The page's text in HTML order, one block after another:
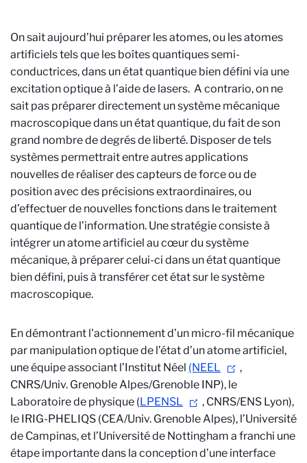
On sait aujourd’hui préparer les atomes, ou les atomes
artificiels tels que les boîtes quantiques semi-
conductrices, dans un état quantique bien défini via une
excitation optique à l’aide de lasers. A contrario, on ne
sait pas préparer directement un système mécanique
macroscopique dans un état quantique, du fait de son
grand nombre de degrés de liberté. Disposer de tels
systèmes permettrait entre autres applications
nouvelles de réaliser des capteurs de force ou de
position avec des précisions extraordinaires, ou
d’effectuer de nouvelles fonctions dans le traitement
quantique de l’information. Une stratégie consiste à
intégrer un atome artificiel au cœur du système
mécanique, à préparer celui-ci dans un état quantique
bien défini, puis à transférer cet état sur le système
macroscopique.
En démontrant l'actionnement d’un micro-fil mécanique
par manipulation optique de l’état d’un atome artificiel,
une équipe associant l’Institut Néel (NEEL
,
CNRS/Univ. Grenoble Alpes/Grenoble INP), le
Laboratoire de physique (LPENSL
, CNRS/ENS Lyon),
le IRIG-PHELIQS (CEA/Univ. Grenoble Alpes), l’Université
de Campinas, et l’Université de Nottingham a franchi une
étape importante dans la conception d’une interface